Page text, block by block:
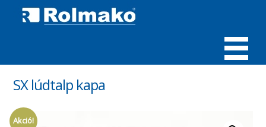
MENÜ
SX lúdtalp kapa
Akció!